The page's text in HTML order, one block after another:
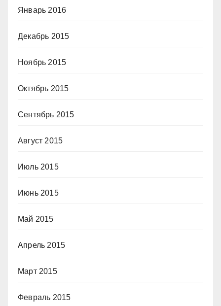
Январь 2016
Декабрь 2015
Ноябрь 2015
Октябрь 2015
Сентябрь 2015
Август 2015
Июль 2015
Июнь 2015
Май 2015
Апрель 2015
Март 2015
Февраль 2015